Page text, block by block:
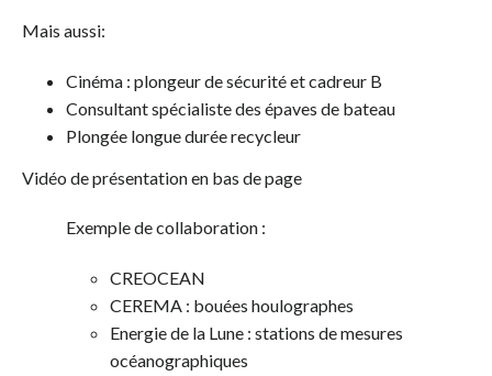
Mais aussi:
Cinéma : plongeur de sécurité et cadreur B
Consultant spécialiste des épaves de bateau
Plongée longue durée recycleur
Vidéo de présentation en bas de page
Exemple de collaboration :
CREOCEAN
CEREMA : bouées houlographes
Energie de la Lune : stations de mesures
océanographiques